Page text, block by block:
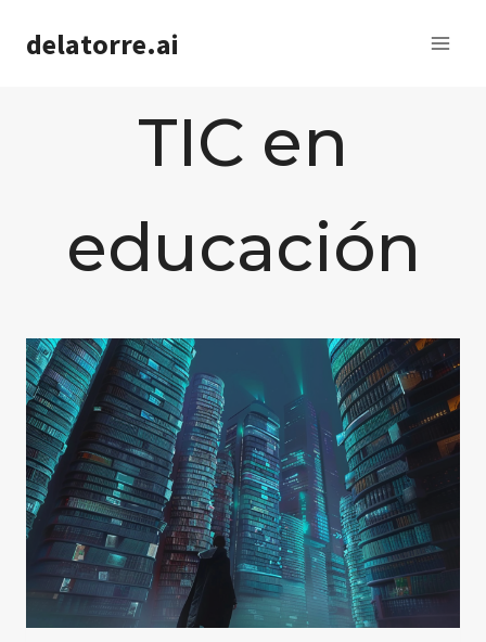
delatorre.ai
TIC en
educación